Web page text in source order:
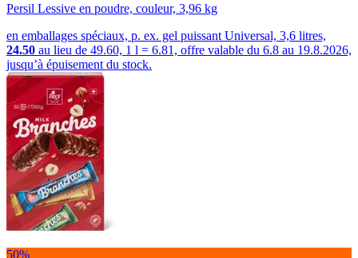
Persil Lessive en poudre, couleur, 3,96 kg
en emballages spéciaux, p. ex. gel puissant Universal, 3,6 litres,
24.50 au lieu de 49.60, 1 l = 6.81, offre valable du 6.8 au 19.8.2026,
jusqu’à épuisement du stock.
50%